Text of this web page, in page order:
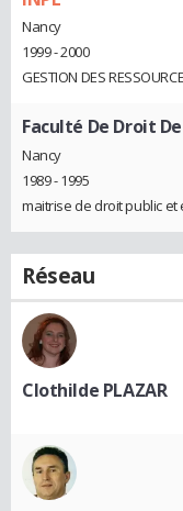
Nancy
1999 - 2000
GESTION DES
Faculté De Droit
Nancy
1989 - 1995
maitrise de droit public
Réseau
Clothilde PLAZAR